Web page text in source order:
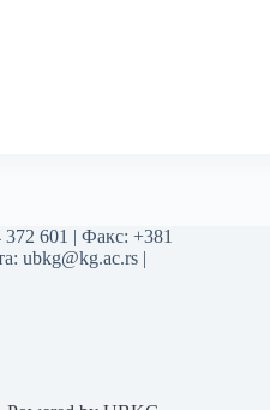
372 601 | Факс: +381
ubkg@kg.ac.rs |